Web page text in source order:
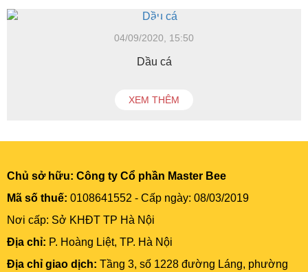
04/09/2020, 15:50
Dầu cá
XEM THÊM
Chủ sở hữu: Công ty Cổ phần Master Bee
Mã số thuế: 0108641552 - Cấp ngày: 08/03/2019
Nơi cấp: Sở KHĐT TP Hà Nội
Địa chỉ: P. Hoàng Liệt, TP. Hà Nội
Địa chỉ giao dịch: Tầng 3, số 1228 đường Láng, phường